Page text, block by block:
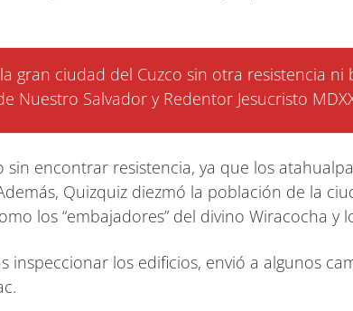
ciudad del Cuzco sin otra resistencia ni
Salvador y Redentor Jesucristo
encontrar resistencia, ya que los
Quizquiz diezmó la población de la
los “embajadores” del divino Wiracocha y
los edificios, envió a algunos